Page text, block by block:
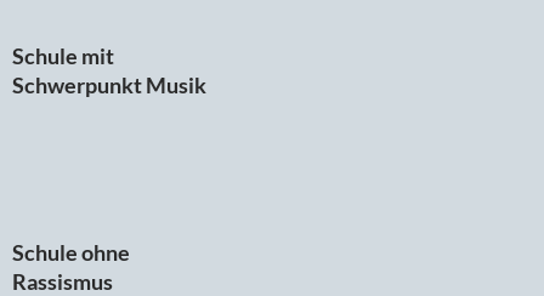
Schule mit
Schwerpunkt Musik
Schule ohne
Rassismus